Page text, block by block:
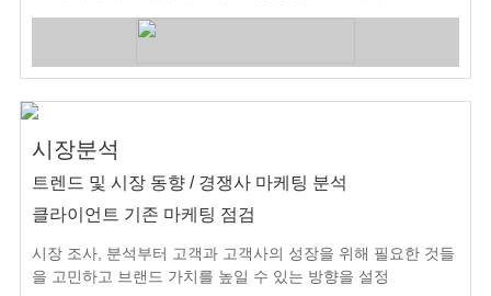
시장분석
트렌드 및 시장 동향 / 경쟁사 마케팅 분석
클라이언트 기존 마케팅 점검
시장 조사, 분석부터 고객과 고객사의 성장을 위해 필요한 것들
을 고민하고 브랜드 가치를 높일 수 있는 방향을 설정